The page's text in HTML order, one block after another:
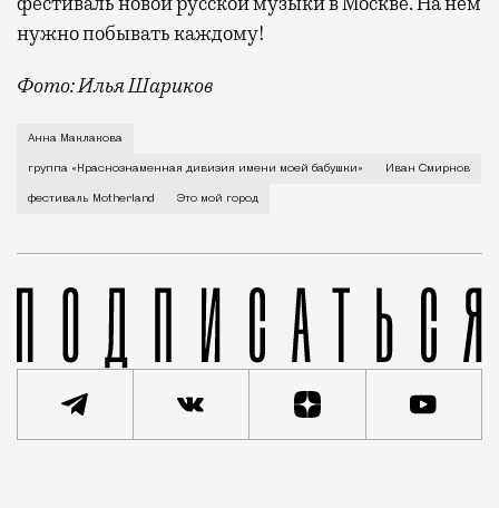
нужно побывать каждому!
Фото: Илья Шариков
Лидер группы Ваня Смирнов (стоит: первый
Анна Маклакова
группа «Краснознаменная дивизия имени моей бабушки» Иван Смирнов
фестиваль Motherland Это мой город